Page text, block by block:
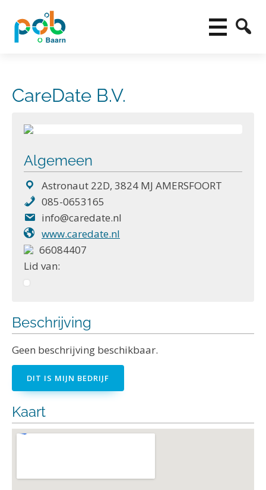
CareDate B.V.
Algemeen
Astronaut 22D, 3824 MJ AMERSFOORT
085-0653165
info@caredate.nl
www.caredate.nl
66084407
Lid van:
Beschrijving
Geen beschrijving beschikbaar.
DIT IS MIJN BEDRIJF
Kaart